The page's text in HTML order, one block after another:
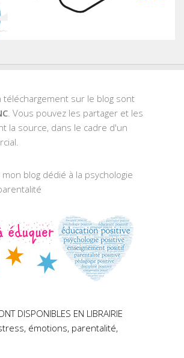
sur le blog sont
. Vous pouvez les partager et les
la source, dans le cadre d'un
blog dédié à la psychologie
DISPONIBLES EN LIBRAIRIE
émotions, parentalité,